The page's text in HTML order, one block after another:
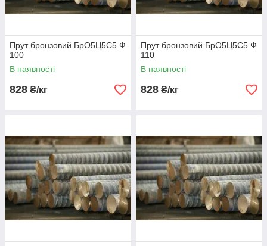
Прут бронзовий БрО5Ц5С5 Ф
100
В наявності
828 ₴/кг
Прут бронзовий БрО5Ц5С5 Ф
110
В наявності
828 ₴/кг